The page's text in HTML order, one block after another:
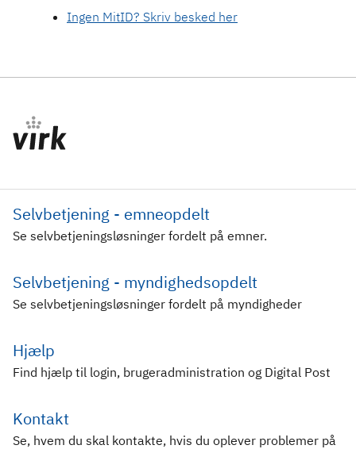
Ingen MitID? Skriv besked her
Selvbetjening - emneopdelt
Se selvbetjeningsløsninger fordelt på emner.
Selvbetjening - myndighedsopdelt
Se selvbetjeningsløsninger fordelt på myndigheder
Hjælp
Find hjælp til login, brugeradministration og Digital Post
Kontakt
Se, hvem du skal kontakte, hvis du oplever problemer på